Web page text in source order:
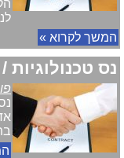
המשך לקרוא »
נס